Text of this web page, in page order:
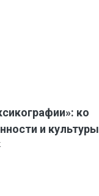
ко
и культуры